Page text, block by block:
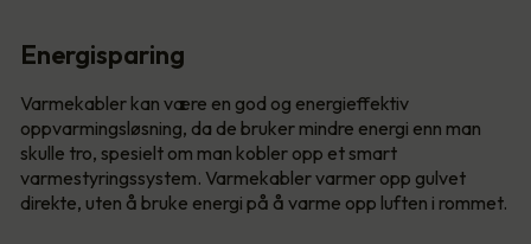
Energisparing
Varmekabler kan være en god og energieffektiv
oppvarmingsløsning, da de bruker mindre energi enn man
skulle tro, spesielt om man kobler opp et smart
varmestyringssystem. Varmekabler varmer opp gulvet
direkte, uten å bruke energi på å varme opp luften i rommet.